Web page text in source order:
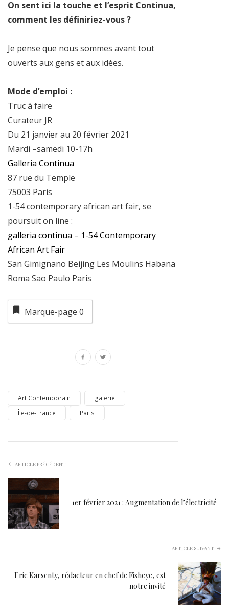
On sent ici la touche et l’esprit Continua,
comment les définiriez-vous ?
Je pense que nous sommes avant tout
ouverts aux gens et aux idées.
Mode d’emploi :
Truc à faire
Curateur JR
Du 21 janvier au 20 février 2021
Mardi –samedi 10-17h
Galleria Continua
87 rue du Temple
75003 Paris
1-54 contemporary african art fair, se
poursuit on line :
galleria continua – 1-54 Contemporary
African Art Fair
San Gimignano Beijing Les Moulins Habana
Roma Sao Paulo Paris
Marque-page 0
Art Contemporain
galerie
Île-de-France
Paris
ARTICLE PRÉCÉDENT
1er février 2021 : Augmentation de l’électricité
ARTICLE SUIVANT
Eric Karsenty, rédacteur en chef de Fisheye, est
notre invité